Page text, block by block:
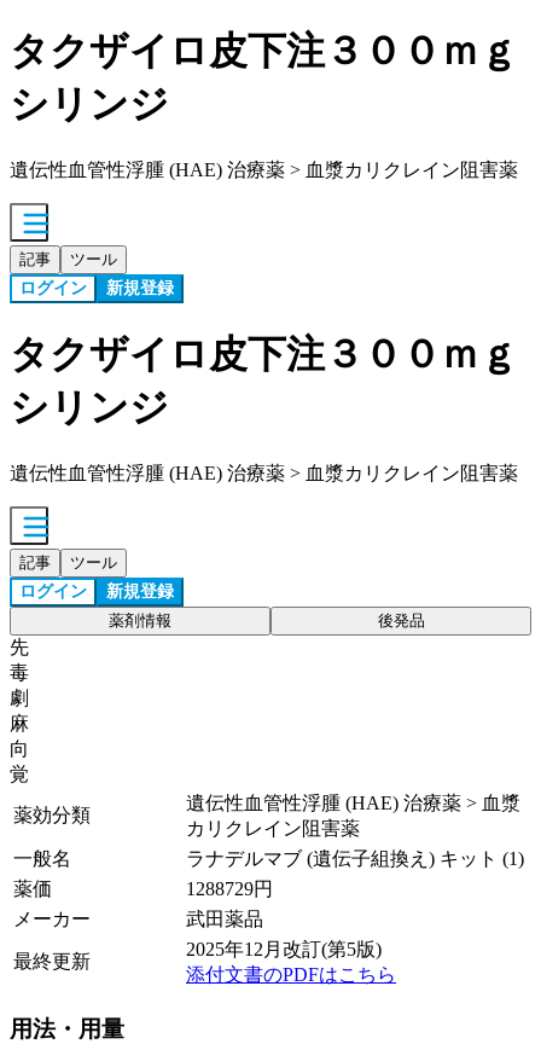
タクザイロ皮下注３００ｍｇ
シリンジ
遺伝性血管性浮腫 (HAE) 治療薬 > 血漿カリクレイン阻害薬
記事 ツール
ログイン 新規登録
タクザイロ皮下注３００ｍｇ
シリンジ
遺伝性血管性浮腫 (HAE) 治療薬 > 血漿カリクレイン阻害薬
記事 ツール
ログイン 新規登録
薬剤情報 後発品
先
毒
劇
麻
向
覚
薬効分類
遺伝性血管性浮腫 (HAE) 治療薬 > 血漿
カリクレイン阻害薬
一般名
ラナデルマブ (遺伝子組換え) キット (1)
薬価
1288729円
メーカー
武田薬品
最終更新
2025年12月改訂(第5版)
添付文書のPDFはこちら
用法・用量